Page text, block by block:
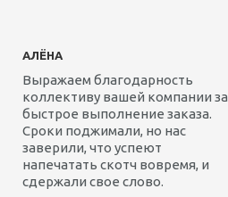
АЛЁНА
Выражаем благодарность
коллективу вашей компании за
быстрое выполнение заказа.
Сроки поджимали, но нас
заверили, что успеют
напечатать скотч вовремя, и
сдержали свое слово.